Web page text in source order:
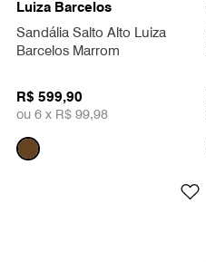
Luiza Barcelos
Sandália Salto Alto Luiza
Barcelos Marrom
R$ 599,90
ou 6 x R$ 99,98